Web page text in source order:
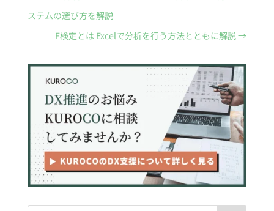
ステムの選び方を解説
F検定とは Excelで分析を行う方法とともに解説→